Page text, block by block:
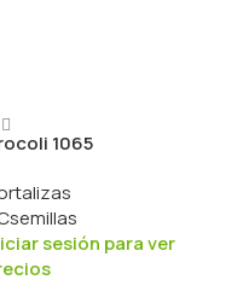
1065
sesión para ver